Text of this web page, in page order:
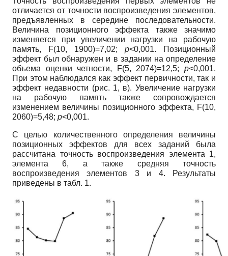
отличается от точности воспроизведения элементов,
предъявленных в середине последовательности.
Величина позиционного эффекта также значимо
изменяется при увеличении нагрузки на рабочую
память, F(10, 1900)=7,02; p<0,001. Позиционный
эффект был обнаружен и в задании на определение
объема оценки четности, F(5, 2074)=12,5; p<0,001.
При этом наблюдался как эффект первичности, так и
эффект недавности (рис. 1, в). Увеличение нагрузки
на рабочую память также сопровождается
изменением величины позиционного эффекта, F(10,
2060)=5,48; p<0,001.
С целью количественного определения величины
позиционных эффектов для всех заданий была
рассчитана точность воспроизведения элемента 1,
элемента 6, а также средняя точность
воспроизведения элементов 3 и 4. Результаты
приведены в табл. 1.